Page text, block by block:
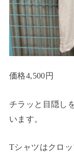
価格4,500円
チラッと目隠し
います。
Tシャツはクロッ